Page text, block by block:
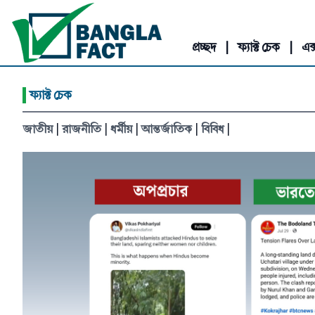
প্রচ্ছদ ফ্যাক্ট চেক
ফ্যাক্ট চেক
জাতীয় |রাজনীতি ধর্মীয় |আন্তর্জাতিক বিবিধ